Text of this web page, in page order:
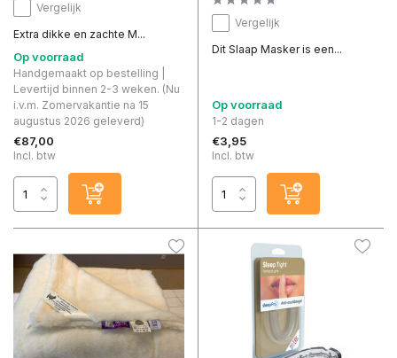
Vergelijk
Extra dikke en zachte M...
Op voorraad
Handgemaakt op bestelling |
Levertijd binnen 2-3 weken. (Nu
i.v.m. Zomervakantie na 15
augustus 2026 geleverd)
€87,00
Incl. btw
Vergelijk
Dit Slaap Masker is een...
Op voorraad
1-2 dagen
€3,95
Incl. btw